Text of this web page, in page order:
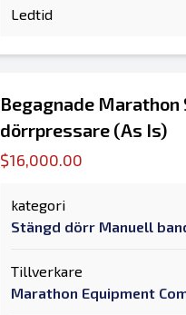
Ledtid
Begagnade
dörrpressare (As Is)
$16,000.00
kategori
Stängd dörr Manuell
Tillverkare
Marathon Equipment